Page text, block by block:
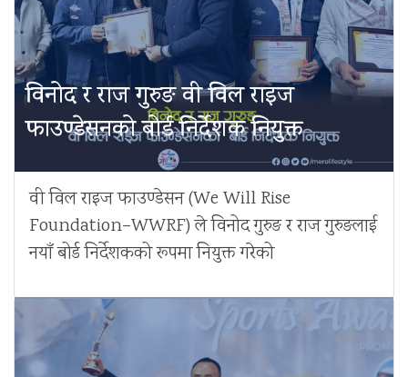
विनोद र राज गुरुङ वी विल राइज
फाउण्डेसनको बोर्ड निर्देशक नियुक्त
वी विल राइज फाउण्डेसन (We Will Rise
Foundation–WWRF) ले विनोद गुरुङ र राज गुरुङलाई
नयाँ बोर्ड निर्देशकको रूपमा नियुक्त गरेको